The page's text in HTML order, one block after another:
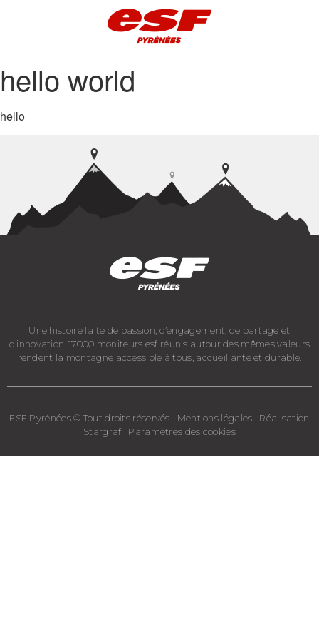
hello world
hello
Une histoire faite de passion, d’engagement, de partage et
d’innovation. 17000 moniteurs esf réunis autour des mêmes valeurs
rendent la montagne accessible à tous, accueillante et durable.
ESF Pyrénées © Tout droits réservés · Mentions légales · Réalisation
Stargraf · Paramètres des cookies